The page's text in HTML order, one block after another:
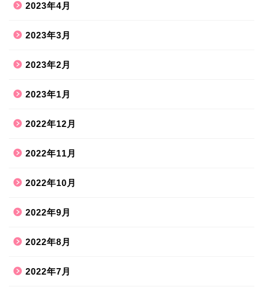
2023年4月
2023年3月
2023年2月
2023年1月
2022年12月
2022年11月
2022年10月
2022年9月
2022年8月
2022年7月